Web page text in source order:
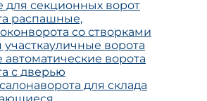
секционных ворот
распашные,
ворота со створками
уличные ворота
ворота
с дверью
ворота для склада